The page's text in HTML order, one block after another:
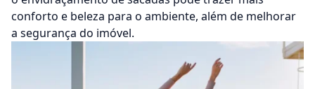
conforto e beleza para o ambiente, além de melhorar
a segurança do imóvel.